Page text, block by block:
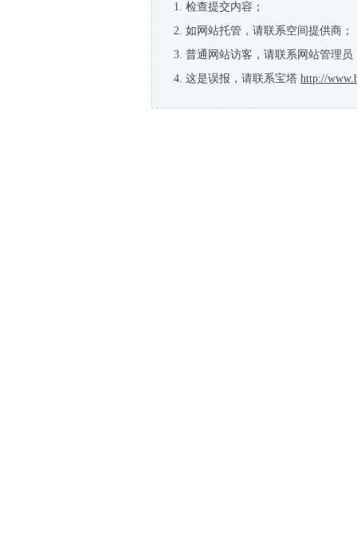
检查提交内容；
如网站托管，请联系空间提供商；
普通网站访客，请联系网站管理员
这是误报，请联系宝塔 http://